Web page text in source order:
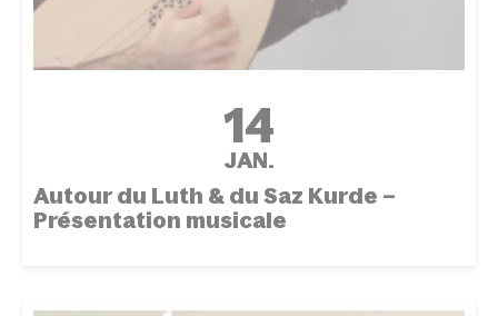
14
JAN.
Autour du Luth & du Saz Kurde –
Présentation musicale